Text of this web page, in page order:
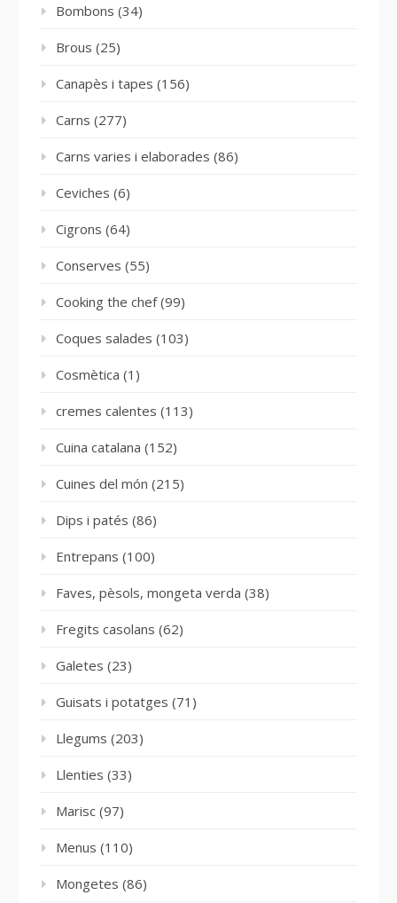
Bombons (34)
Brous (25)
Canapès i tapes (156)
Carns (277)
Carns varies i elaborades (86)
Ceviches (6)
Cigrons (64)
Conserves (55)
Cooking the chef(99)
Coques salades (103)
Cosmètica (1)
cremes calentes (113)
Cuina catalana (152)
Cuines del món (215)
Dips i patés (86)
Entrepans (100)
Faves, pèsols, mongeta verda (38)
Fregits casolans (62)
Galetes (23)
Guisats i potatges (71)
Llegums (203)
Llenties (33)
Marisc (97)
Menus (110)
Mongetes (86)